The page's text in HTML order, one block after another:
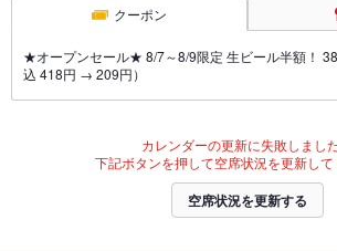
クーポン
★オープンセール★ 8/7～8/9限定 生ビール半額！
込 418円 → 209円）
カレンダーの更新に失敗しました
下記ボタンを押して空席状況を更新して
空席状況を更新する